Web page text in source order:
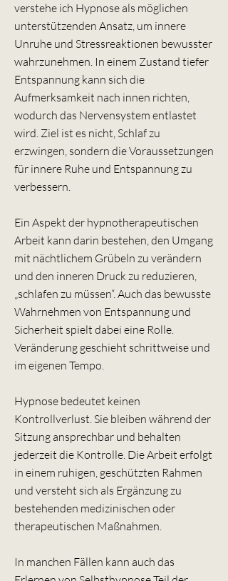
verstehe ich Hypnose als möglichen
unterstützenden Ansatz, um innere
Unruhe und Stressreaktionen bewusster
wahrzunehmen. In einem Zustand tiefer
Entspannung kann sich die
Aufmerksamkeit nach innen richten,
wodurch das Nervensystem entlastet
wird. Ziel ist es nicht, Schlaf zu
erzwingen, sondern die Voraussetzungen
für innere Ruhe und Entspannung zu
verbessern.
Ein Aspekt der hypnotherapeutischen
Arbeit kann darin bestehen, den Umgang
mit nächtlichem Grübeln zu verändern
und den inneren Druck zu reduzieren,
„schlafen zu müssen“. Auch das bewusste
Wahrnehmen von Entspannung und
Sicherheit spielt dabei eine Rolle.
Veränderung geschieht schrittweise und
im eigenen Tempo.
Hypnose bedeutet keinen
Kontrollverlust. Sie bleiben während der
Sitzung ansprechbar und behalten
jederzeit die Kontrolle. Die Arbeit erfolgt
in einem ruhigen, geschützten Rahmen
und versteht sich als Ergänzung zu
bestehenden medizinischen oder
therapeutischen Maßnahmen.
In manchen Fällen kann auch das
Hypnosepraxis Stefan Heim